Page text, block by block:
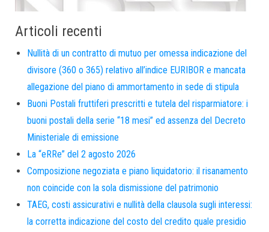
Articoli recenti
Nullità di un contratto di mutuo per omessa indicazione del
divisore (360 o 365) relativo all’indice EURIBOR e mancata
allegazione del piano di ammortamento in sede di stipula
Buoni Postali fruttiferi prescritti e tutela del risparmiatore: i
buoni postali della serie “18 mesi” ed assenza del Decreto
Ministeriale di emissione
La “eRRe” del 2 agosto 2026
Composizione negoziata e piano liquidatorio: il risanamento
non coincide con la sola dismissione del patrimonio
TAEG, costi assicurativi e nullità della clausola sugli interessi:
la corretta indicazione del costo del credito quale presidio